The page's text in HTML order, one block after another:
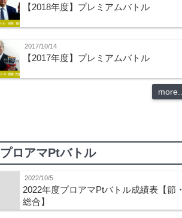
【2018年度】プレミアムバトル
2017/10/14
【2017年度】プレミアムバトル
more...
プロアマPtバトル
2022/10/5
2022年度プロアマPtバトル成績表【節・
総合】